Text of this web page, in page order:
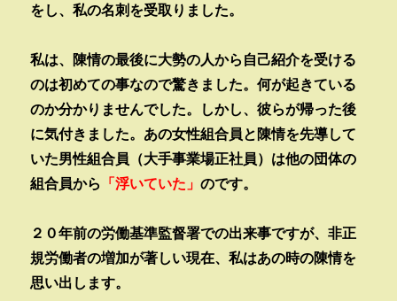
をし、私の名刺を受取りました。
私は、陳情の最後に大勢の人から自己紹介を受ける
のは初めての事なので驚きました。何が起きている
のか分かりませんでした。しかし、彼らが帰った後
に気付きました。あの女性組合員と陳情を先導して
いた男性組合員（大手事業場正社員）は他の団体の
組合員から 「浮いていた」のです。
２０年前の労働基準監督署での出来事ですが、非正
規労働者の増加が著しい現在、私はあの時の陳情を
思い出します。